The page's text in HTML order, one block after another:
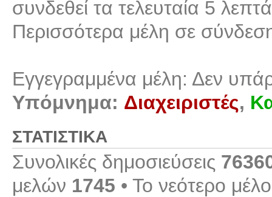
συνδεθεί τα τελευταία 5
Περισσότερα μέλη σε
Εγγεγραμμένα μέλη: Δεν
Υπόμνημα: Διαχειριστές,
ΣΤΑΤΙΣΤΙΚΆ
Συνολικές δημοσιεύσεις
μελών 1745 • Το νεότερο